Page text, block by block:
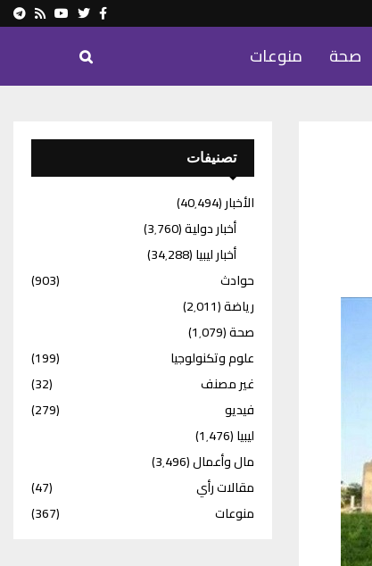
Facebook
Twitter
Youtube
Rss
صحة منوعات
تصنيفات
الأخبار(40٬494)
أخبار دولية(3٬760)
أخبار ليبيا(34٬288)
حوادث
(903)
رياضة(2٬011)
صحة(1٬079)
علوم وتكنولوجيا
(199)
غير مصنف
(32)
فيديو
(279)
ليبيا(1٬476)
مال وأعمال(3٬496)
مقالات رأي
(47)
منوعات
(367)